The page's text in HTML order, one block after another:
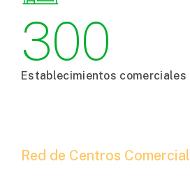
300
Establecimientos comerciales
Red de Centros